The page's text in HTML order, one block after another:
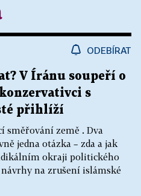
ODEBÍRAT
V Íránu soupeří o
s
přihlíží
směřování země . Dva
jedna otázka – zda a jak
okraji politického
na zrušení islámské